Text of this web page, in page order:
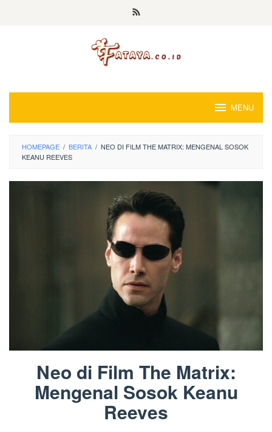
MENU
HOMEPAGE / BERITA / NEO DI FILM THE MATRIX: MENGENAL SOSOK
KEANU REEVES
Neo di Film The Matrix:
Mengenal Sosok Keanu
Reeves